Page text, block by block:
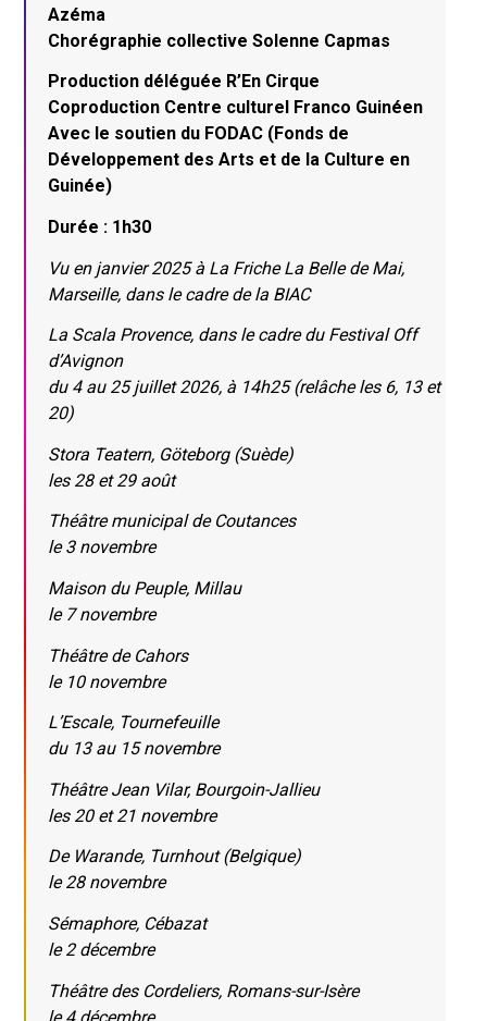
Azéma
Chorégraphie collective Solenne Capmas
Production déléguée R’En Cirque
Coproduction Centre culturel Franco Guinéen
Avec le soutien du FODAC (Fonds de
Développement des Arts et de la Culture en
Guinée)
Durée : 1h30
Vu en janvier 2025 à La Friche La Belle de Mai,
Marseille, dans le cadre de la BIAC
La Scala Provence, dans le cadre du Festival Off
d’Avignon
du 4 au 25 juillet 2026, à 14h25 (relâche les 6, 13 et
20)
Stora Teatern, Göteborg (Suède)
les 28 et 29 août
Théâtre municipal de Coutances
le 3 novembre
Maison du Peuple, Millau
le 7 novembre
Théâtre de Cahors
le 10 novembre
L’Escale, Tournefeuille
du 13 au 15 novembre
Théâtre Jean Vilar, Bourgoin-Jallieu
les 20 et 21 novembre
De Warande, Turnhout (Belgique)
le 28 novembre
Sémaphore, Cébazat
le 2 décembre
Théâtre des Cordeliers, Romans-sur-Isère
le 4 décembre